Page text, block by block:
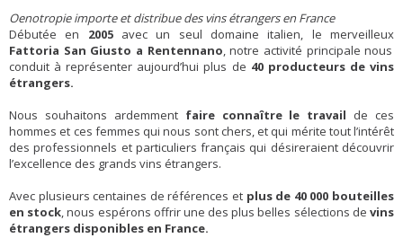
Oenotropie importe et distribue des vins étrangers en France
Débutée en 2005avec un seul domaine italien, le merveilleux
Fattoria San Giusto a Rentennano, notre activité principale nous
conduit à représenter aujourd’hui plus de 40 producteurs de vins
étrangers.
Nous souhaitons ardemment faire connaître le travail de ces
hommes et ces femmes qui nous sont chers, et qui mérite tout l’intérêt
des professionnels et particuliers français qui désireraient découvrir
l’excellence des grands vins étrangers.
Avec plusieurs centaines de références et plus de 40 000 bouteilles
en stock, nous espérons offrir une des plus belles sélections devins
étrangers disponibles en France.